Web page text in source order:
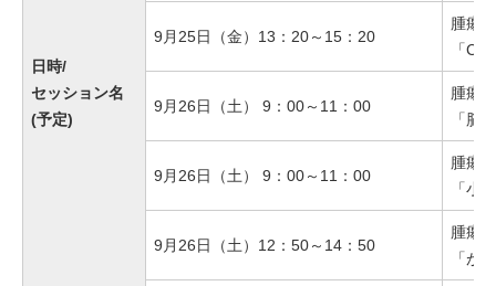
日時/
セッション名
(予定)
9月25日（金）13：20～15：20
腫瘍
「
9月26日（土） 9：00～11：00
腫瘍
「脳
9月26日（土） 9：00～11：00
腫瘍
「小
9月26日（土）12：50～14：50
腫瘍
「が